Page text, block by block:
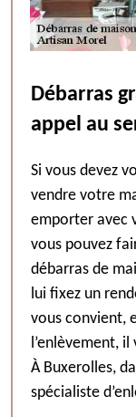
Débarras
appel au
Si vous devez
vendre votre
emporter avec
vous pouvez
débarras de
lui fixez un
vous convient,
l’enlèvement,
À Buxerolles,
spécialiste